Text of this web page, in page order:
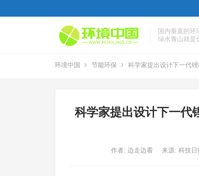
国内垂直的环
绿水青山就是
环境中国 节能环保 科学家提出设计下一代
科学家提出设计下一代
作者: 边走边看 来源: 科技